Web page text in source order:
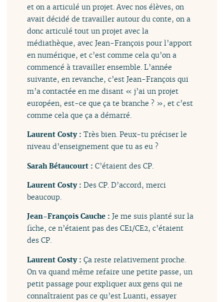
et on a articulé un projet. Avec nos élèves, on
avait décidé de travailler autour du conte, on a
donc articulé tout un projet avec la
médiathèque, avec Jean-François pour l’apport
en numérique, et c’est comme cela qu’on a
commencé à travailler ensemble. L’année
suivante, en revanche, c’est Jean-François qui
m’a contactée en me disant « j’ai un projet
européen, est-ce que ça te branche ? », et c’est
comme cela que ça a démarré.
Laurent Costy :Très bien. Peux-tu préciser le
niveau d’enseignement que tu as eu ?
Sarah Bétaucourt :C’étaient des CP.
Laurent Costy :Des CP. D’accord, merci
beaucoup.
Jean-François Cauche :Je me suis planté sur la
fiche, ce n’étaient pas des CE1/CE2, c’étaient
des CP.
Laurent Costy :Ça reste relativement proche.
On va quand même refaire une petite passe, un
petit passage pour expliquer aux gens qui ne
connaîtraient pas ce qu’est Luanti, essayer